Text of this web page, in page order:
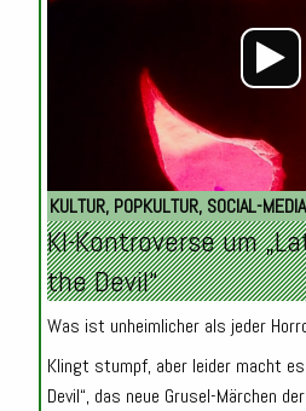
KULTUR, POPKULTUR, SOCIAL-MEDIA
KI-Kontroverse um
the Devil“
Was ist unheimlicher als jeder
Klingt stumpf, aber leider macht
Devil“, das neue Grusel-Märchen